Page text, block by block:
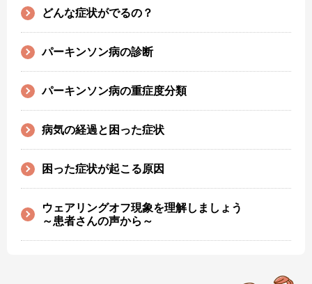
どんな症状がでるの？
パーキンソン病の診断
パーキンソン病の重症度分類
病気の経過と困った症状
困った症状が起こる原因
ウェアリングオフ現象を理解しましょう
～患者さんの声から～